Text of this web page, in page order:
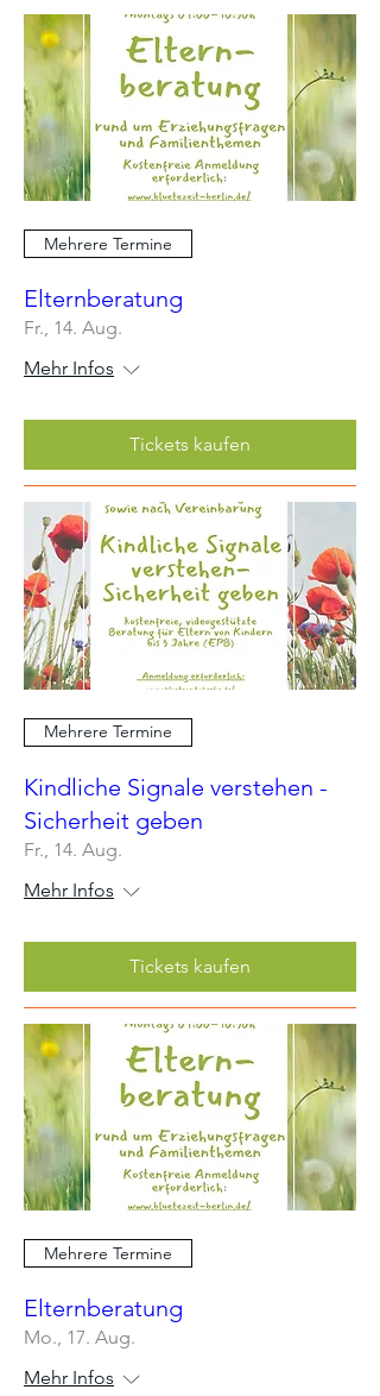
Mehrere Termine
Elternberatung
Fr., 14. Aug.
Mehr Infos
Tickets kaufen
Mehrere Termine
Kindliche Signale verstehen -
Sicherheit geben
Fr., 14. Aug.
Mehr Infos
Tickets kaufen
Mehrere Termine
Elternberatung
Mo., 17. Aug.
Mehr Infos